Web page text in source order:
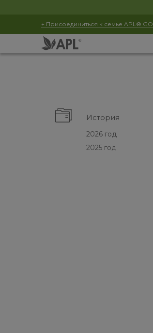
+ Присоединиться к семье APL® GO
История
2026 год
2025 год